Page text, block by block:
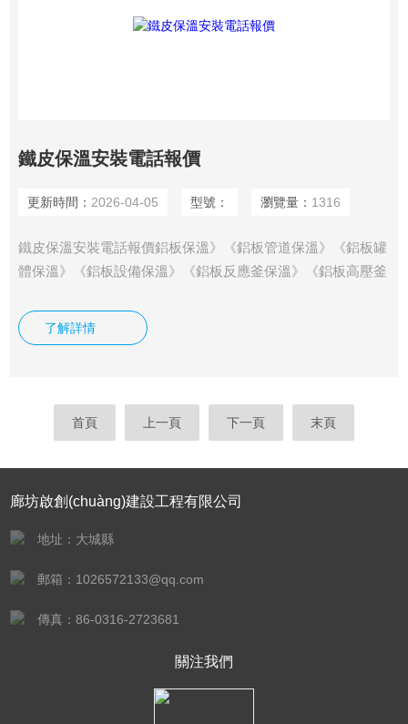
鐵皮保溫安裝電話報價
更新時間： 2026-04-05 型號： 瀏覽量： 1316
鐵皮保溫安裝電話報價鋁板保溫》《鋁板管道保溫》《鋁板罐
體保溫》《鋁板設備保溫》《鋁板反應釜保溫》《鋁板高壓釜
油、電力、冶金、紡織、國防、交通運輸?shù)刃袠I(yè)，是
管道貯罐、鍋爐、煙道、熱交換器、風機、車船等工業(yè)設
了解詳情
首頁 上一頁 下一頁 末頁
廊坊啟創(chuàng)建設工程有限公司
地址：大城縣
郵箱：1026572133@qq.com
傳真：86-0316-2723681
關注我們